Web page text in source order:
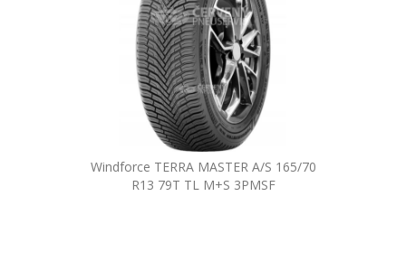
Windforce TERRA MASTER A/S 165/70
R13 79T TL M+S 3PMSF